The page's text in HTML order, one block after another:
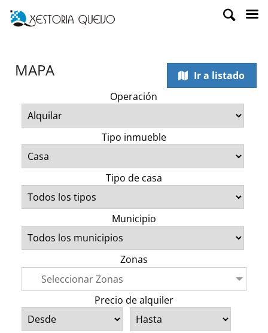
MAPA
Ir a listado
Operación
Tipo inmueble
Tipo de casa
Municipio
Zonas
Seleccionar Zonas
Precio de alquiler